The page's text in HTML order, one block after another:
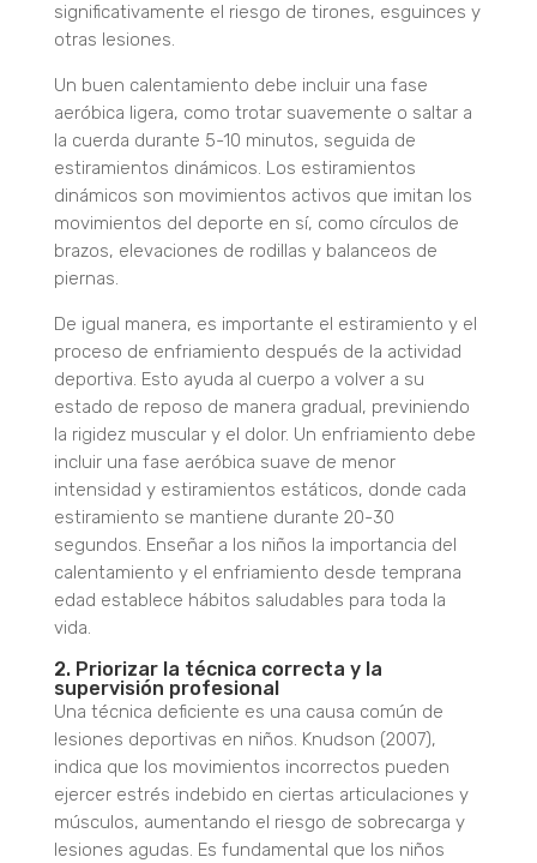
significativamente el riesgo de tirones, esguinces y
otras lesiones.
Un buen calentamiento debe incluir una fase
aeróbica ligera, como trotar suavemente o saltar a
la cuerda durante 5-10 minutos, seguida de
estiramientos dinámicos. Los estiramientos
dinámicos son movimientos activos que imitan los
movimientos del deporte en sí, como círculos de
brazos, elevaciones de rodillas y balanceos de
piernas.
De igual manera, es importante el estiramiento y el
proceso de enfriamiento después de la actividad
deportiva. Esto ayuda al cuerpo a volver a su
estado de reposo de manera gradual, previniendo
la rigidez muscular y el dolor. Un enfriamiento debe
incluir una fase aeróbica suave de menor
intensidad y estiramientos estáticos, donde cada
estiramiento se mantiene durante 20-30
segundos. Enseñar a los niños la importancia del
calentamiento y el enfriamiento desde temprana
edad establece hábitos saludables para toda la
vida.
2. Priorizar la técnica correcta y la
supervisión profesional
Una técnica deficiente es una causa común de
lesiones deportivas en niños. Knudson (2007),
indica que los movimientos incorrectos pueden
ejercer estrés indebido en ciertas articulaciones y
músculos, aumentando el riesgo de sobrecarga y
lesiones agudas. Es fundamental que los niños